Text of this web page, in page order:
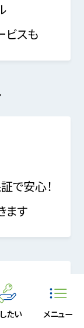
たい メニュー
ビスも
で安心！
ます
アラバ」の
が目印↓ ご
い。